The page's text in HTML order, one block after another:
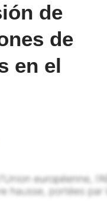
de
de
en el